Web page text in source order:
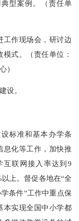
型案例。（责任单
作现场会，研讨边
式。（责任单位：
）
设。
标准和基本办学条
息化等工作，加快推
互联网接入率达到9
上。督促各地在“全
条件”工作中重点保
本实现全国中小学都